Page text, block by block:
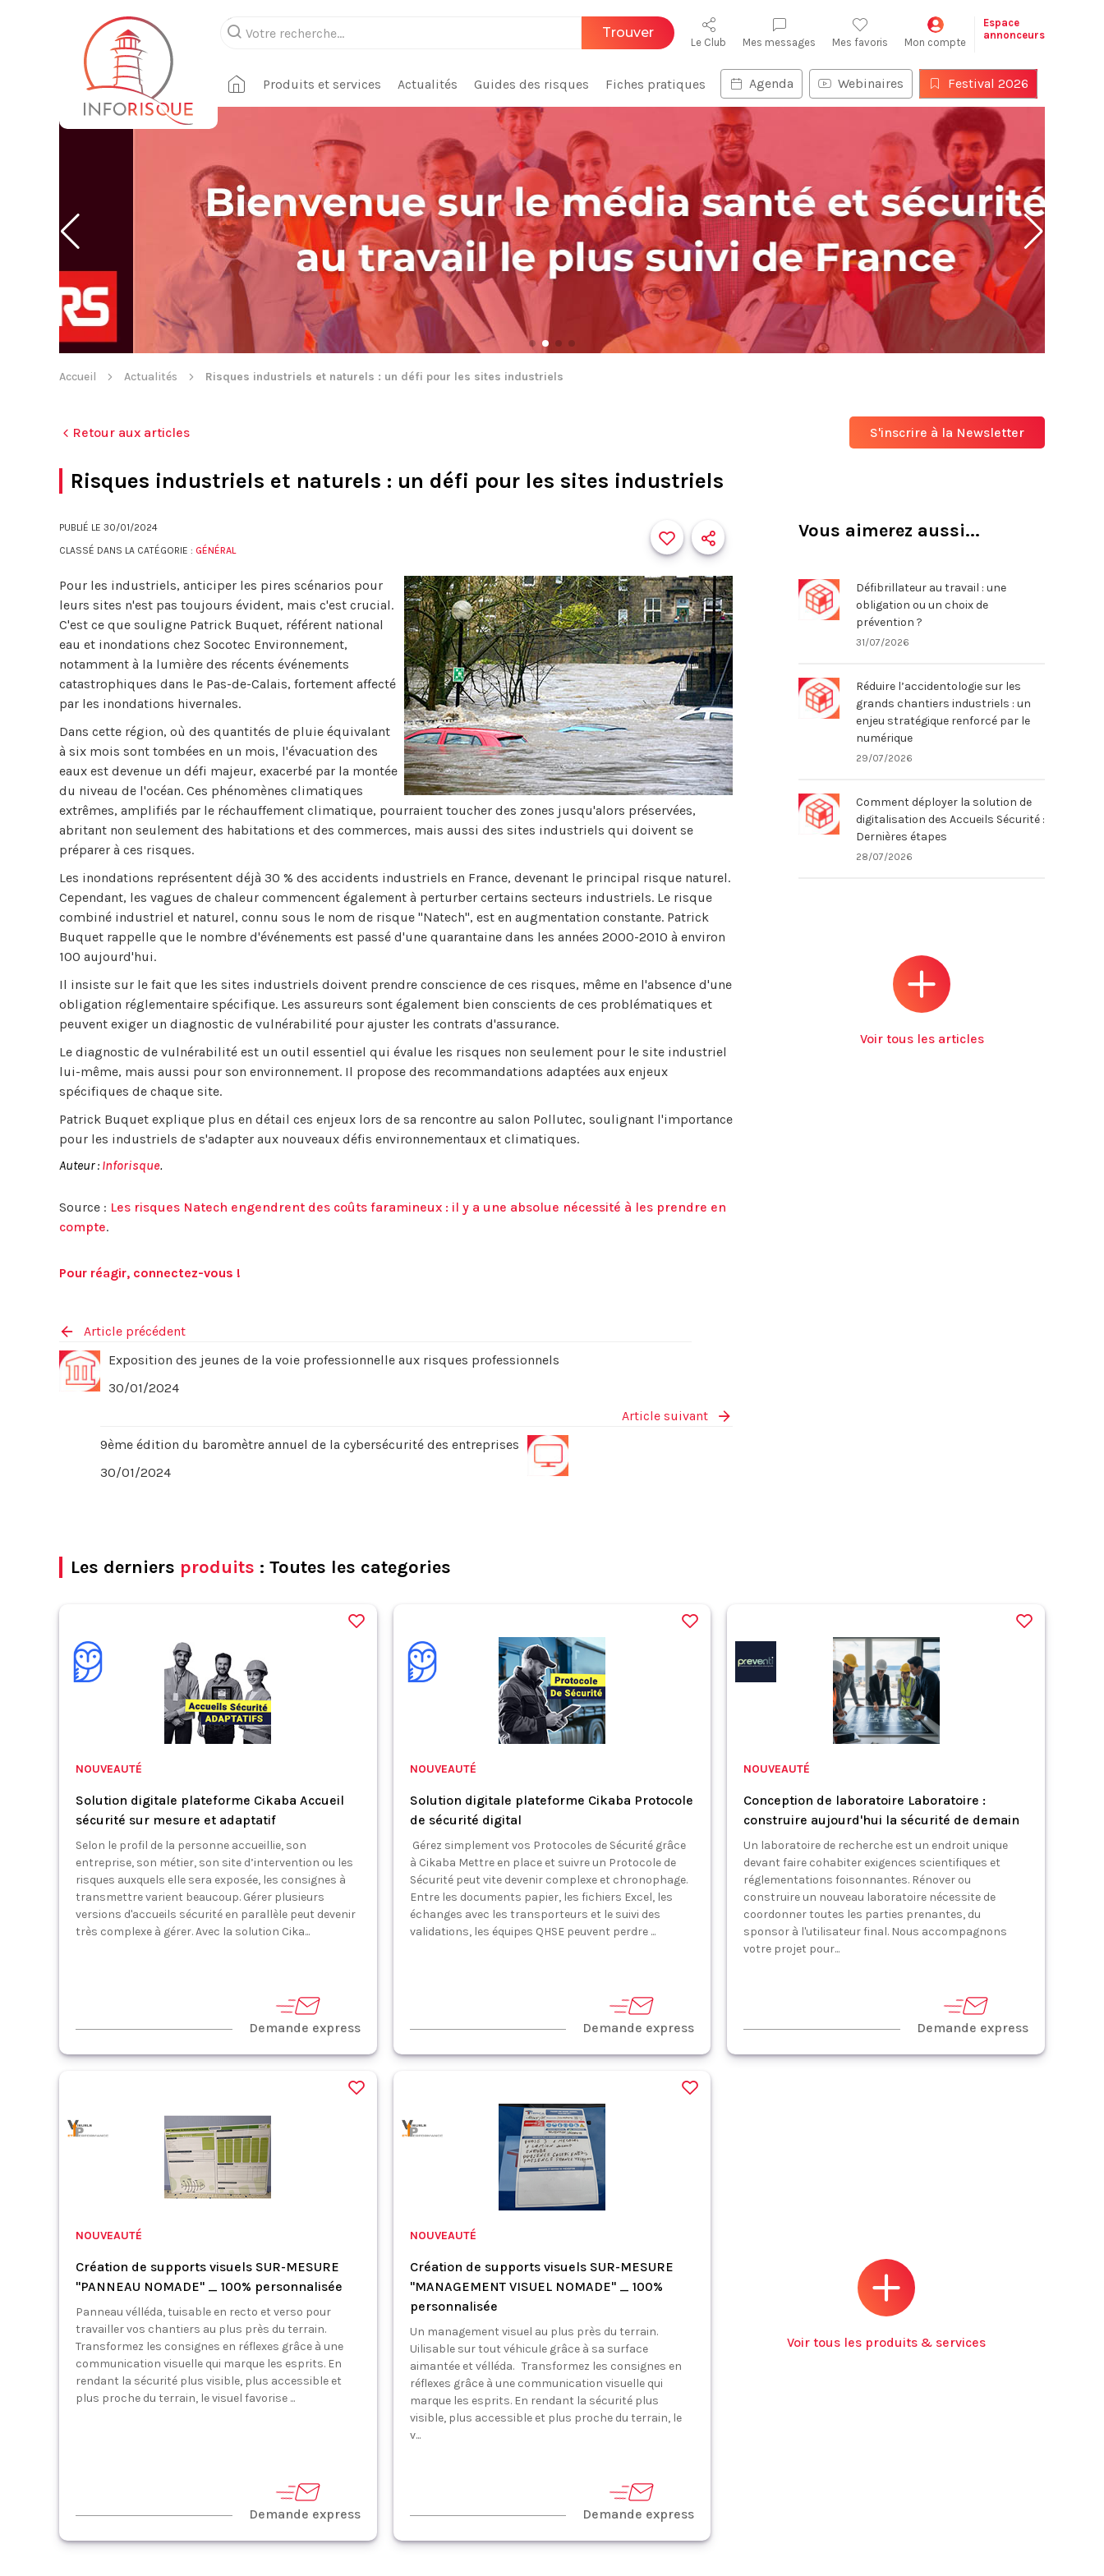
Trouver
Le Club Mes messages Mes favoris Mon compte
Espace
annonceurs
Produits et services Actualités Guides des risques Fiches pratiques Agenda Webinaires Festival 2026
Accueil Actualités Risques industriels et naturels : un défi pour les sites industriels
Retour aux articles S'inscrire à la Newsletter
Risques industriels et naturels : un défi pour les sites industriels
PUBLIÉ LE 30/01/2024
CLASSÉ DANS LA CATÉGORIE : GÉNÉRAL
Pour les industriels, anticiper les pires scénarios pour
leurs sites n'est pas toujours évident, mais c'est crucial.
C'est ce que souligne Patrick Buquet, référent national
eau et inondations chez Socotec Environnement,
notamment à la lumière des récents événements
catastrophiques dans le Pas-de-Calais, fortement affecté
par les inondations hivernales.
Dans cette région, où des quantités de pluie équivalant
à six mois sont tombées en un mois, l'évacuation des
eaux est devenue un défi majeur, exacerbé par la montée
du niveau de l'océan. Ces phénomènes climatiques
extrêmes, amplifiés par le réchauffement climatique, pourraient toucher des zones jusqu'alors préservées,
abritant non seulement des habitations et des commerces, mais aussi des sites industriels qui doivent se
préparer à ces risques.
Les inondations représentent déjà 30 % des accidents industriels en France, devenant le principal risque naturel.
Cependant, les vagues de chaleur commencent également à perturber certains secteurs industriels. Le risque
combiné industriel et naturel, connu sous le nom de risque "Natech", est en augmentation constante. Patrick
Buquet rappelle que le nombre d'événements est passé d'une quarantaine dans les années 2000-2010 à environ
100 aujourd'hui.
Il insiste sur le fait que les sites industriels doivent prendre conscience de ces risques, même en l'absence d'une
obligation réglementaire spécifique. Les assureurs sont également bien conscients de ces problématiques et
peuvent exiger un diagnostic de vulnérabilité pour ajuster les contrats d'assurance.
Le diagnostic de vulnérabilité est un outil essentiel qui évalue les risques non seulement pour le site industriel
lui-même, mais aussi pour son environnement. Il propose des recommandations adaptées aux enjeux
spécifiques de chaque site.
Patrick Buquet explique plus en détail ces enjeux lors de sa rencontre au salon Pollutec, soulignant l'importance
pour les industriels de s'adapter aux nouveaux défis environnementaux et climatiques.
Auteur : Inforisque.
Source : Les risques Natech engendrent des coûts faramineux : il y a une absolue nécessité à les prendre en
compte.
Pour réagir, connectez-vous !
Article précédent
Exposition des jeunes de la voie professionnelle aux risques professionnels
30/01/2024
Article suivant
9ème édition du baromètre annuel de la cybersécurité des entreprises
30/01/2024
Vous aimerez aussi...
Défibrillateur au travail : une
obligation ou un choix de
prévention ?
31/07/2026
Réduire l’accidentologie sur les
grands chantiers industriels : un
enjeu stratégique renforcé par le
numérique
29/07/2026
Comment déployer la solution de
digitalisation des Accueils Sécurité :
Dernières étapes
28/07/2026
Voir tous les articles
Les derniers produits : Toutes les categories
NOUVEAUTÉ
Solution digitale plateforme Cikaba Accueil
sécurité sur mesure et adaptatif
Selon le profil de la personne accueillie, son
entreprise, son métier, son site d’intervention ou les
risques auxquels elle sera exposée, les consignes à
transmettre varient beaucoup. Gérer plusieurs
versions d'accueils sécurité en parallèle peut devenir
très complexe à gérer. Avec la solution Cika...
Demande express
NOUVEAUTÉ
Solution digitale plateforme Cikaba Protocole
de sécurité digital
Gérez simplement vos Protocoles de Sécurité grâce
à Cikaba Mettre en place et suivre un Protocole de
Sécurité peut vite devenir complexe et chronophage.
Entre les documents papier, les fichiers Excel, les
échanges avec les transporteurs et le suivi des
validations, les équipes QHSE peuvent perdre ...
Demande express
NOUVEAUTÉ
Conception de laboratoire Laboratoire :
construire aujourd'hui la sécurité de demain
Un laboratoire de recherche est un endroit unique
devant faire cohabiter exigences scientifiques et
réglementations foisonnantes. Rénover ou
construire un nouveau laboratoire nécessite de
coordonner toutes les parties prenantes, du
sponsor à l'utilisateur final. Nous accompagnons
votre projet pour...
Demande express
NOUVEAUTÉ
Création de supports visuels SUR-MESURE
"PANNEAU NOMADE" _ 100% personnalisée
Panneau vélléda, tuisable en recto et verso pour
travailler vos chantiers au plus près du terrain.
Transformez les consignes en réflexes grâce à une
communication visuelle qui marque les esprits. En
rendant la sécurité plus visible, plus accessible et
plus proche du terrain, le visuel favorise ...
Demande express
NOUVEAUTÉ
Création de supports visuels SUR-MESURE
"MANAGEMENT VISUEL NOMADE" _ 100%
personnalisée
Un management visuel au plus près du terrain.
Uilisable sur tout véhicule grâce à sa surface
aimantée et vélléda. Transformez les consignes en
réflexes grâce à une communication visuelle qui
marque les esprits. En rendant la sécurité plus
visible, plus accessible et plus proche du terrain, le
v...
Demande express
Voir tous les produits & services